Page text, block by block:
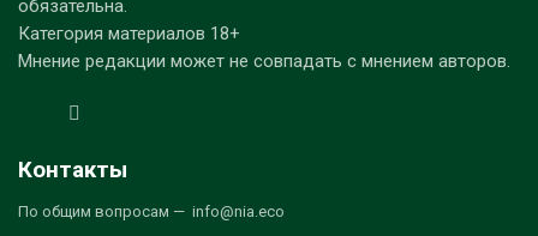
обязательна.
Категория материалов 18+
Мнение редакции может не совпадать с мнением авторов.
Контакты
По общим вопросам — info@nia.eco